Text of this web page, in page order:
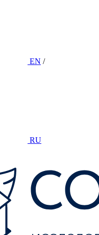
EN /
RU